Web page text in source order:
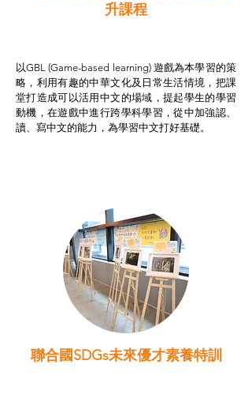
升課程
以GBL (Game-based learning) 遊戲為本學習的策
略，利用有趣的中華文化及日常生活情境，把課
堂打造成可以活用中文的場域，提起學生的學習
動機，在遊戲中進行跨學科學習，從中加強認、
讀、寫中文的能力，為學習中文打好基礎。
聯合國SDGs未來優才素養特訓